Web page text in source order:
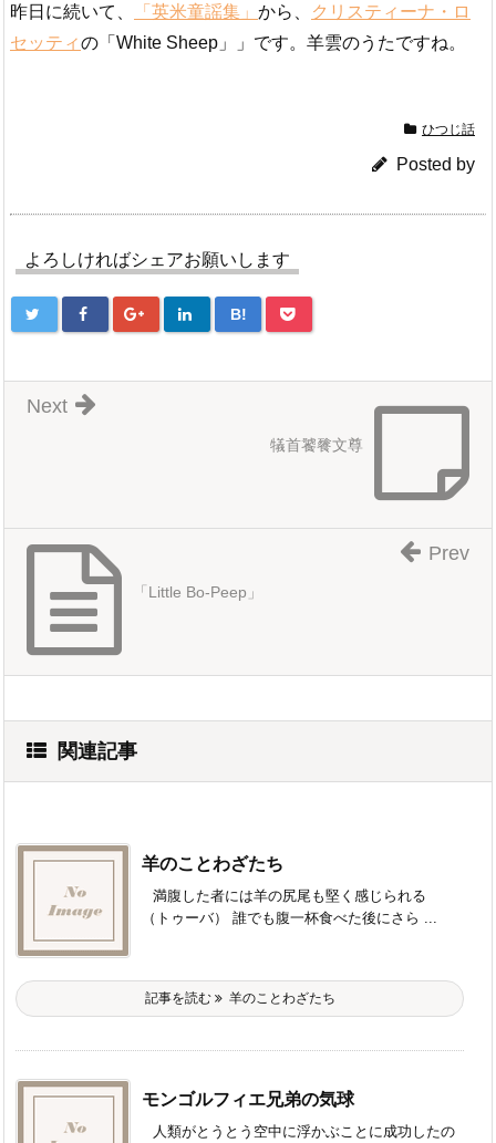
昨日に続いて、 「英米童謡集」 から、
クリスティーナ・ロ
セッティの「White Sheep」」です。羊雲のうたですね。
ひつじ話
Posted by
よろしければシェアお願いします
B!
犠首饕餮文尊
Next
「Little Bo-Peep」
Prev
関連記事
羊のことわざたち
満腹した者には羊の尻尾も堅く感じられる
（トゥーバ） 誰でも腹一杯食べた後にさら ...
記事を読む 羊のことわざたち
モンゴルフィエ兄弟の気球
人類がとうとう空中に浮かぶことに成功したの